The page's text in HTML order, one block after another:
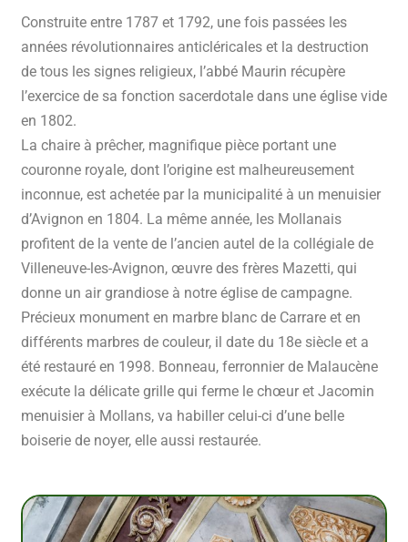
Construite entre 1787 et 1792, une fois passées les
années révolutionnaires anticléricales et la destruction
de tous les signes religieux, l’abbé Maurin récupère
l’exercice de sa fonction sacerdotale dans une église vide
en 1802.
La chaire à prêcher, magnifique pièce portant une
couronne royale, dont l’origine est malheureusement
inconnue, est achetée par la municipalité à un menuisier
d’Avignon en 1804. La même année, les Mollanais
profitent de la vente de l’ancien autel de la collégiale de
Villeneuve-les-Avignon, œuvre des frères Mazetti, qui
donne un air grandiose à notre église de campagne.
Précieux monument en marbre blanc de Carrare et en
différents marbres de couleur, il date du 18e siècle et a
été restauré en 1998. Bonneau, ferronnier de Malaucène
exécute la délicate grille qui ferme le chœur et Jacomin
menuisier à Mollans, va habiller celui-ci d’une belle
boiserie de noyer, elle aussi restaurée.